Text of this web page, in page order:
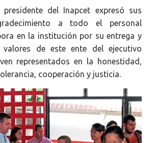
presidente del Inapcet expresó sus
a todo el personal
en la institución por su entrega y
de este ente del ejecutivo
representados en la honestidad,
cooperación y justicia.